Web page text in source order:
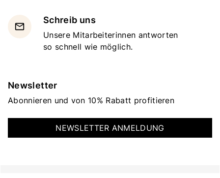
email
Schreib uns
Unsere Mitarbeiterinnen antworten
so schnell wie möglich.
Newsletter
Abonnieren und von 10% Rabatt profitieren
NEWSLETTER ANMELDUNG